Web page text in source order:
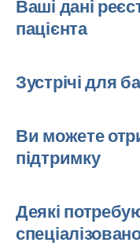
Ваші дані
пацієнта
Зустрічі для
Ви можете
підтримку
Деякі